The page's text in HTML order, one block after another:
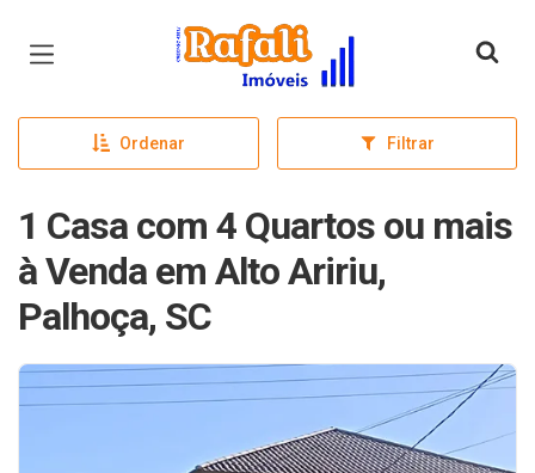
Página inicial
Ordenar Filtrar
1 Casa com 4 Quartos ou mais
à Venda em Alto Aririu,
Palhoça, SC